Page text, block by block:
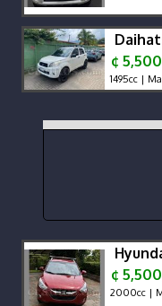
¢
1495cc |
¢
2000cc |